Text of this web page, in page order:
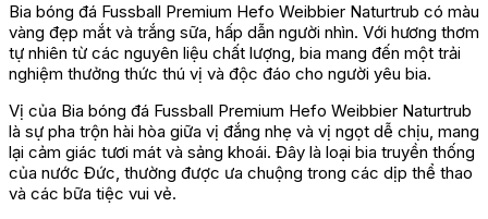
Bia bóng đá Fussball Premium Hefo Weibbier Naturtrub có màu
vàng đẹp mắt và trắng sữa, hấp dẫn người nhìn. Với hương thơm
tự nhiên từ các nguyên liệu chất lượng, bia mang đến một trải
nghiệm thưởng thức thú vị và độc đáo cho người yêu bia.
Vị của Bia bóng đá Fussball Premium Hefo Weibbier Naturtrub
là sự pha trộn hài hòa giữa vị đắng nhẹ và vị ngọt dễ chịu, mang
lại cảm giác tươi mát và sảng khoái. Đây là loại bia truyền thống
của nước Đức, thường được ưa chuộng trong các dịp thể thao
và các bữa tiệc vui vẻ.